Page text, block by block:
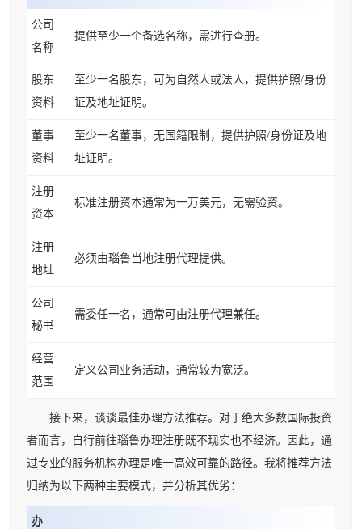
公司
名称
提供至少一个备选名称，需进行查册。
股东
资料
至少一名股东，可为自然人或法人，提供护照/身份
证及地址证明。
董事
资料
至少一名董事，无国籍限制，提供护照/身份证及地
址证明。
注册
资本
标准注册资本通常为一万美元，无需验资。
注册
地址
必须由瑙鲁当地注册代理提供。
公司
秘书
需委任一名，通常可由注册代理兼任。
经营
范围
定义公司业务活动，通常较为宽泛。
接下来，谈谈最佳办理方法推荐。对于绝大多数国际投资
者而言，自行前往瑙鲁办理注册既不现实也不经济。因此，通
过专业的服务机构办理是唯一高效可靠的路径。我将推荐方法
归纳为以下两种主要模式，并分析其优劣：
办